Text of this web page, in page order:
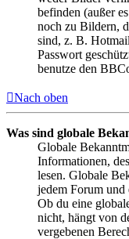
befinden (außer
noch zu Bildern,
sind, z. B.
Passwort
benutze den
Nach oben
Was sind globale
Globale
Informationen,
lesen. Globale
jedem Forum und
Ob du eine
nicht, hängt von
vergebenen